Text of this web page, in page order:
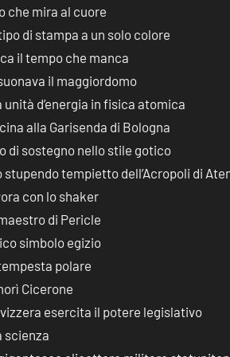
che mira al cuore
di stampa a un solo colore
il tempo che manca
il maggiordomo
unità d’energia in fisica atomica
alla Garisenda di Bologna
di sostegno nello stile gotico
stupendo tempietto dell’Acropoli di
con lo shaker
di Pericle
simbolo egizio
polare
Cicerone
esercita il potere legislativo
scienza